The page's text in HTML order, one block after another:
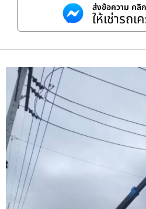
ส่งข้อความ คลิก
ให้เช่ารถ